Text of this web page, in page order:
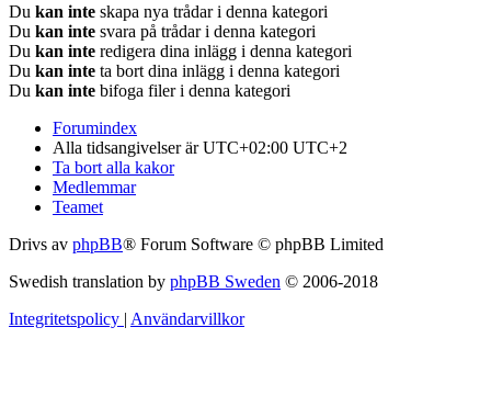
Du kan inte skapa nya trådar i denna kategori
Du kan inte svara på trådar i denna kategori
Du kan inte redigera dina inlägg i denna kategori
Du kan inte ta bort dina inlägg i denna kategori
Du kan inte bifoga filer i denna kategori
Forumindex
Alla tidsangivelser är UTC+02:00 UTC+2
Ta bort alla kakor
Medlemmar
Teamet
Drivs av phpBB® Forum Software © phpBB Limited
Swedish translation by phpBB Sweden © 2006-2018
Integritetspolicy | Användarvillkor